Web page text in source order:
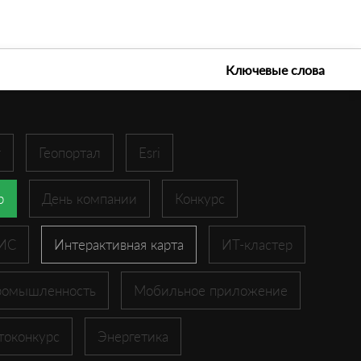
Ключевые слова
Геопортал Esri
День компании Конкурс
Интерактивная карта ИТ-кластер
Мобильное приложение
Энергетика